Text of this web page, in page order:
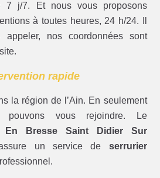
7 j/7. Et nous vous proposons
à toutes heures, 24 h/24. Il
nos coordonnées sont
rapide
la région de l’Ain. En seulement
pouvons vous rejoindre. Le
En Bresse Saint Didier Sur
un service de serrurier